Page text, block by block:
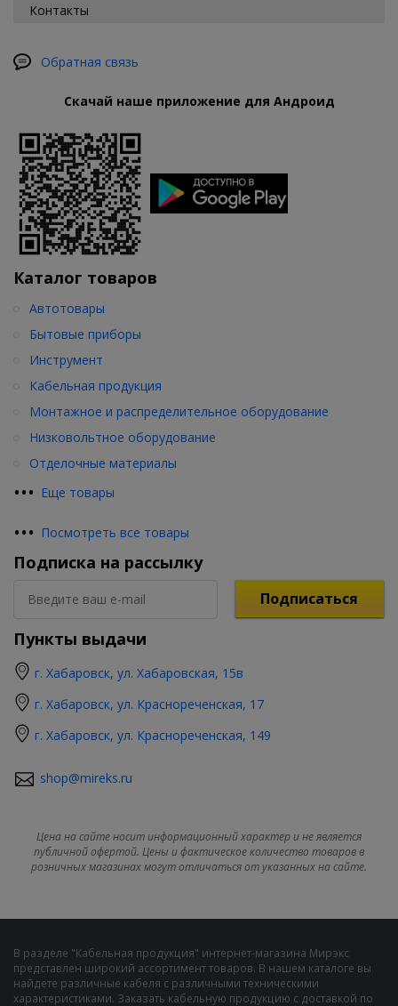
Контакты
Обратная связь
Скачай наше приложение для Андроид
Каталог товаров
••• Еще товары
Автотовары
Бытовые приборы
Инструмент
Кабельная продукция
Монтажное и распределительное оборудование
Низковольтное оборудование
Отделочные материалы
••• Посмотреть все товары
Подписка на рассылку
Подписаться
Пункты выдачи
г. Хабаровск, ул. Хабаровская, 15в
г. Хабаровск, ул. Краснореченская, 17
г. Хабаровск, ул. Краснореченская, 149
shop@mireks.ru
Цена на сайте носит информационный характер и не является
публичной офертой. Цены и фактическое количество товаров в
розничных магазинах могут отличаться от указанных на сайте.
В разделе "Кабельная продукция" интернет-магазина Мирэкс
представлен широкий ассортимент товаров. В нашем каталоге вы
найдете различные кабеля с различными техническими
характеристиками. Заказать кабельную продукцию с доставкой по